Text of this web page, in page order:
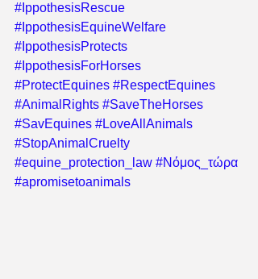
#IppothesisRescue
#IppothesisEquineWelfare
#IppothesisProtects
#IppothesisForHorses
#ProtectEquines #RespectEquines
#AnimalRights #SaveTheHorses
#SavEquines #LoveAllAnimals
#StopAnimalCruelty
#equine_protection_law #Νόμος_τώρα
#apromisetoanimals